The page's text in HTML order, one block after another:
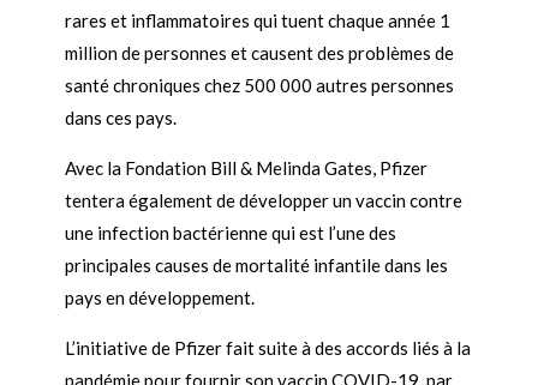
rares et inflammatoires qui tuent chaque année 1
million de personnes et causent des problèmes de
santé chroniques chez 500 000 autres personnes
dans ces pays.
Avec la Fondation Bill & Melinda Gates, Pfizer
tentera également de développer un vaccin contre
une infection bactérienne qui est l’une des
principales causes de mortalité infantile dans les
pays en développement.
L’initiative de Pfizer fait suite à des accords liés à la
pandémie pour fournir son vaccin COVID-19, par